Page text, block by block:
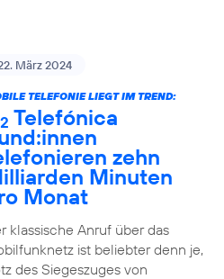
März 2024
TELEFONIE LIEGT IM TREND:
2 Telefónica
zehn
Minuten
Monat
klassische Anruf über das
ist beliebter denn je,
des Siegeszuges von